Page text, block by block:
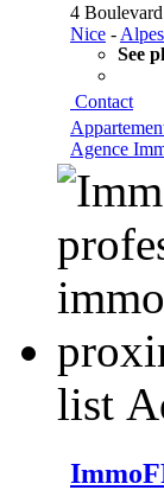
4 Boulevard
Nice -
See
Contact
Agence
list